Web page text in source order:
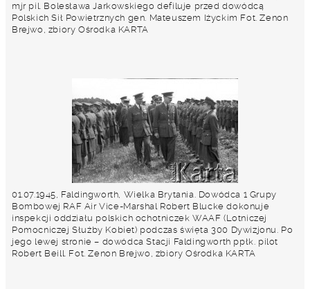
mjr pil. Bolesława Jarkowskiego defiluje przed dowódcą
Polskich Sił Powietrznych gen. Mateuszem Iżyckim Fot. Zenon
Brejwo, zbiory Ośrodka KARTA
01.07.1945, Faldingworth, Wielka Brytania. Dowódca 1 Grupy
Bombowej RAF Air Vice-Marshal Robert Blucke dokonuje
inspekcji oddziału polskich ochotniczek WAAF (Lotniczej
Pomocniczej Służby Kobiet) podczas święta 300 Dywizjonu. Po
jego lewej stronie – dowódca Stacji Faldingworth ppłk. pilot
Robert Beill. Fot. Zenon Brejwo, zbiory Ośrodka KARTA